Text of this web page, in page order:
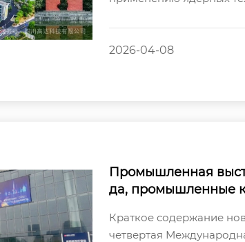
х...
2026-04-08
Промышленная
да, промышленные
ие отрасли!
Краткое содержание
четвертая